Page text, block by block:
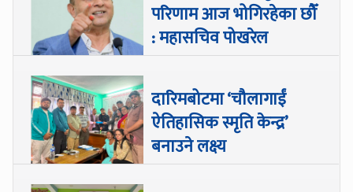
परिणाम आज भोगिरहेका छौँ
: महासचिव पोखरेल
दारिमबोटमा ‘चौलागाईं
ऐतिहासिक स्मृति केन्द्र’
बनाउने लक्ष्य